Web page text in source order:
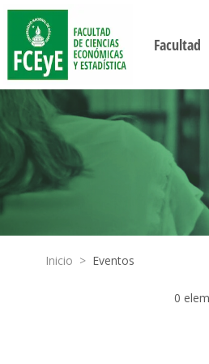
Facultad
Inicio > Eventos
0